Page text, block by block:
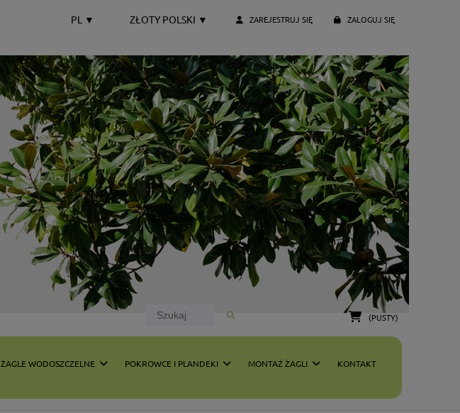
ZAREJESTRUJ SIĘ ZALOGUJ SIĘ
ZŁOTY POLSKI ▼
PL ▼
(PUSTY)
ŻAGLE WODOSZCZELNE POKROWCE I PLANDEKI MONTAŻ ŻAGLI KONTAKT